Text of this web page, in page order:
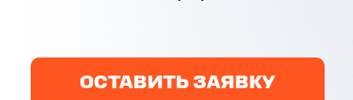
Безопасная доставка
груза без рисков
Доставка товаров
для ООО и ИП